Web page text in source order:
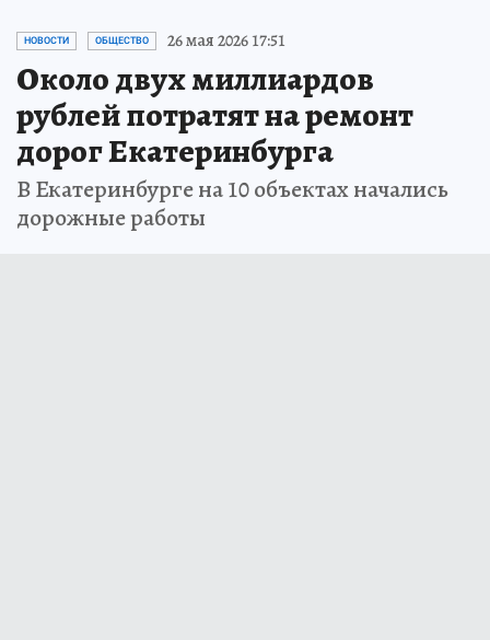
НОВОСТИ ОБЩЕСТВО 26 мая 2026 17:51
Около двух миллиардов
рублей потратят на ремонт
дорог Екатеринбурга
В Екатеринбурге на 10 объектах начались
дорожные работы